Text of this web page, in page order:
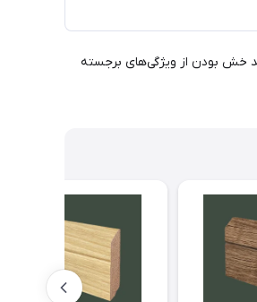
ضد خش بودن از ویژگی‌های برجسته